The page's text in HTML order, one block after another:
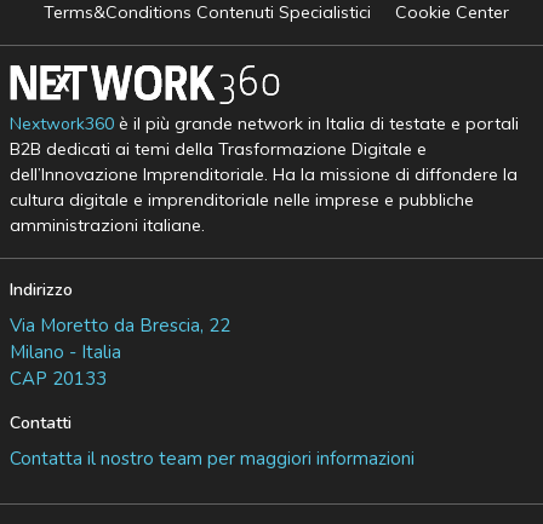
Terms&Conditions Contenuti Specialistici
Cookie Center
Nextwork360è il più grande network in Italia di testate e portali
B2B dedicati ai temi della Trasformazione Digitale e
dell’Innovazione Imprenditoriale. Ha la missione di diffondere la
cultura digitale e imprenditoriale nelle imprese e pubbliche
amministrazioni italiane.
Indirizzo
Via Moretto da Brescia, 22
Milano - Italia
CAP 20133
Contatti
Contatta il nostro team per maggiori informazioni